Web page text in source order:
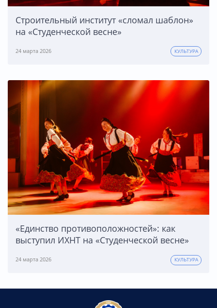
Строительный институт «сломал шаблон»
на «Студенческой весне»
24 марта 2026 КУЛЬТУРА
«Единство противоположностей»: как
выступил ИХНТ на «Студенческой весне»
24 марта 2026 КУЛЬТУРА